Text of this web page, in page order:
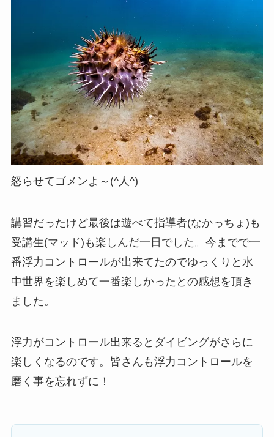
怒らせてゴメンよ～(^人^)
講習だったけど最後は遊べて指導者(なかっちょ)も
受講生(マッド)も楽しんだ一日でした。今までで一
番浮力コントロールが出来てたのでゆっくりと水
中世界を楽しめて一番楽しかったとの感想を頂き
ました。
浮力がコントロール出来るとダイビングがさらに
楽しくなるのです。皆さんも浮力コントロールを
磨く事を忘れずに！